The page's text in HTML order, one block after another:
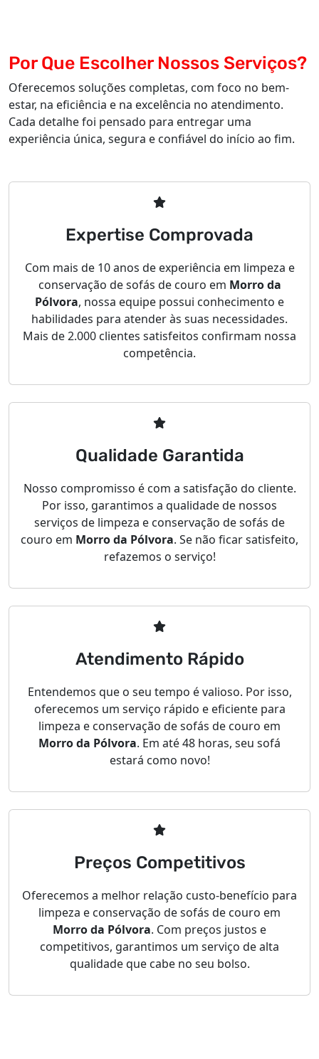
Por Que Escolher Nossos Serviços?
Oferecemos soluções completas, com foco no bem-
estar, na eficiência e na excelência no atendimento.
Cada detalhe foi pensado para entregar uma
experiência única, segura e confiável do início ao fim.
Expertise Comprovada
Com mais de 10 anos de experiência em limpeza e
conservação de sofás de couro em Morro da
Pólvora, nossa equipe possui conhecimento e
habilidades para atender às suas necessidades.
Mais de 2.000 clientes satisfeitos confirmam nossa
competência.
Qualidade Garantida
Nosso compromisso é com a satisfação do cliente.
Por isso, garantimos a qualidade de nossos
serviços de limpeza e conservação de sofás de
couro em Morro da Pólvora. Se não ficar satisfeito,
refazemos o serviço!
Atendimento Rápido
Entendemos que o seu tempo é valioso. Por isso,
oferecemos um serviço rápido e eficiente para
limpeza e conservação de sofás de couro em
Morro da Pólvora. Em até 48 horas, seu sofá
estará como novo!
Preços Competitivos
Oferecemos a melhor relação custo-benefício para
limpeza e conservação de sofás de couro em
Morro da Pólvora. Com preços justos e
competitivos, garantimos um serviço de alta
qualidade que cabe no seu bolso.